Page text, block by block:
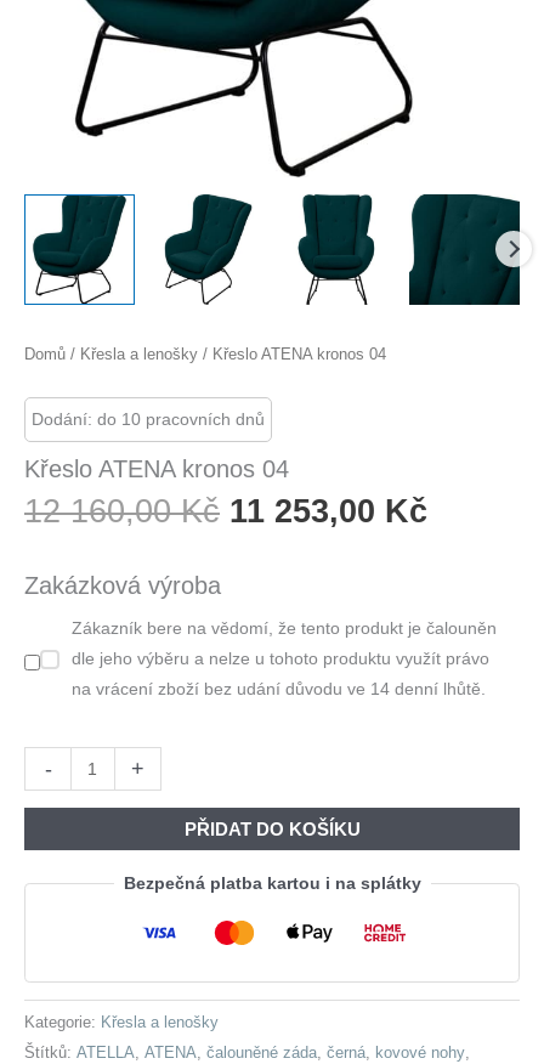
Domů / Křesla a lenošky / Křeslo ATENA kronos 04
Dodání: do 10 pracovních dnů
Křeslo ATENA kronos 04
12 160,00Kč Původní
160,00 Kč.
11 253,00 Kč
253,00
Zakázková výroba
Zákazník bere na vědomí, že tento produkt je čalouněn
dle jeho výběru a nelze u tohoto produktu využít právo
na vrácení zboží bez udání důvodu ve 14 denní lhůtě.
-
ATENA
04
množství
+
PŘIDAT DO KOŠÍKU
Bezpečná platba kartou i na splátky
Kategorie: Křesla a lenošky
Štítků: ATELLA, ATENA, čalouněné záda, černá, kovové nohy,